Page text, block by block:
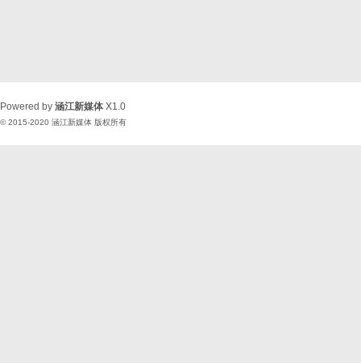
Powered by 涵江新媒体 X1.0
© 2015-2020 涵江新媒体 版权所有